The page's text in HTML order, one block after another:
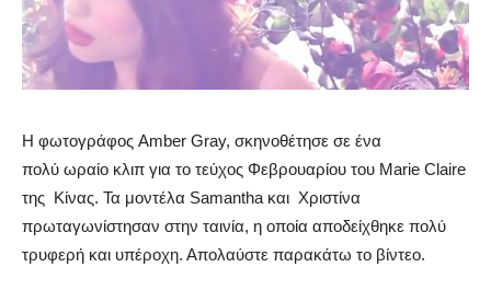
Η φωτογράφος Amber Gray, σκηνοθέτησε σε ένα
πολύ ωραίο κλιπ για το τεύχος Φεβρουαρίου του Marie Claire
της Κίνας. Τα μοντέλα Samantha και Χριστίνα
πρωταγωνίστησαν στην ταινία, η οποία αποδείχθηκε πολύ
τρυφερή και υπέροχη. Απολαύστε παρακάτω το βίντεο.